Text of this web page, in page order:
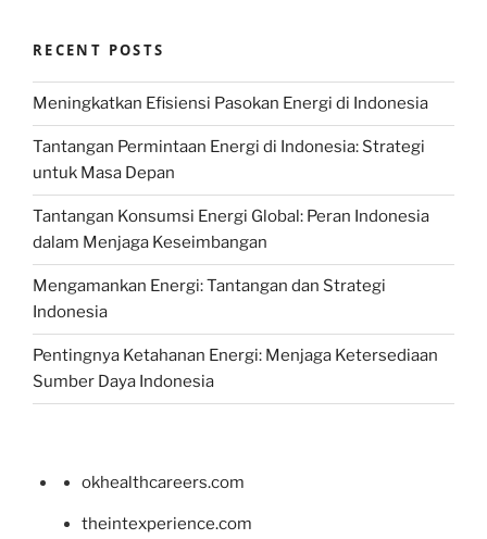
RECENT POSTS
Meningkatkan Efisiensi Pasokan Energi di Indonesia
Tantangan Permintaan Energi di Indonesia: Strategi
untuk Masa Depan
Tantangan Konsumsi Energi Global: Peran Indonesia
dalam Menjaga Keseimbangan
Mengamankan Energi: Tantangan dan Strategi
Indonesia
Pentingnya Ketahanan Energi: Menjaga Ketersediaan
Sumber Daya Indonesia
okhealthcareers.com
theintexperience.com